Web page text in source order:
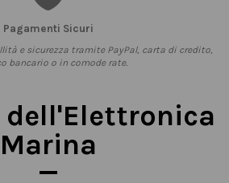
Pagamenti Sicuri
e sicurezza tramite PayPal, carta di credito,
bancario o in comode rate.
dell'Elettronica
Marina